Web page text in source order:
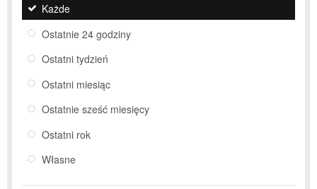
Każde
Ostatnie 24 godziny
Ostatni tydzień
Ostatni miesiąc
Ostatnie sześć miesięcy
Ostatni rok
Własne